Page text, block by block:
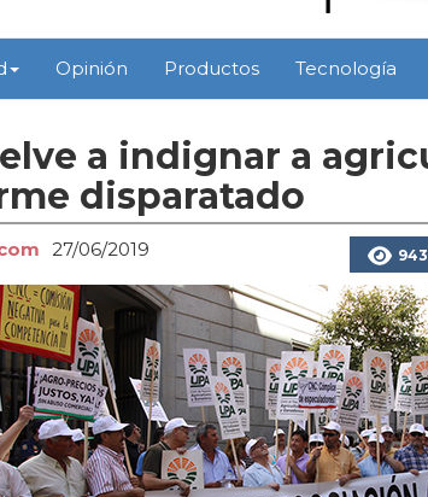
Opinión Productos Tecnología
a indignar a
disparatado
27/06/2019 943